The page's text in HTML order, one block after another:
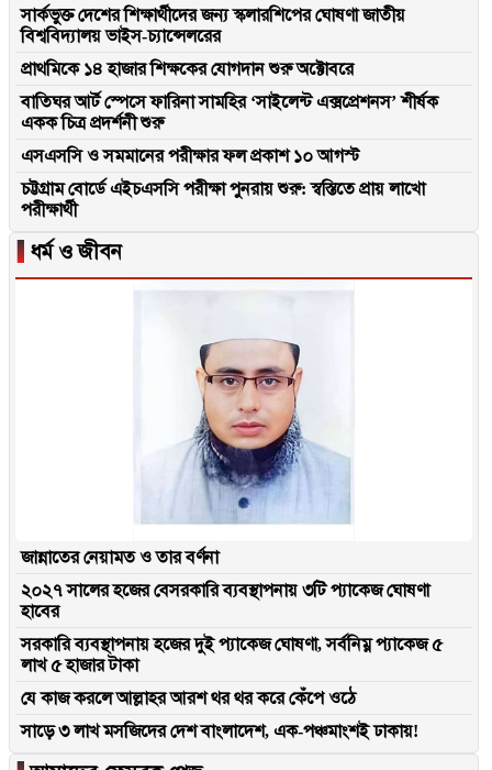
সার্কভুক্ত দেশের শিক্ষার্থীদের জন্য স্কলারশিপের ঘোষণা জাতীয়
বিশ্ববিদ্যালয় ভাইস-চ্যান্সেলরের
প্রাথমিকে ১৪ হাজার শিক্ষকের যোগদান শুরু অক্টোবরে
বাতিঘর আর্ট স্পেসে ফারিনা সামহির ‘সাইলেন্ট এক্সপ্রেশনস’ শীর্ষক
একক চিত্র প্রদর্শনী শুরু
এসএসসি ও সমমানের পরীক্ষার ফল প্রকাশ ১০ আগস্ট
চট্টগ্রাম বোর্ডে এইচএসসি পরীক্ষা পুনরায় শুরু: স্বস্তিতে প্রায় লাখো
পরীক্ষার্থী
▐ ধর্ম ও জীবন
জান্নাতের নেয়ামত ও তার বর্ণনা
২০২৭ সালের হজের বেসরকারি ব্যবস্থাপনায় ৩টি প্যাকেজ ঘোষণা
হাবের
সরকারি ব্যবস্থাপনায় হজের দুই প্যাকেজ ঘোষণা, সর্বনিম্ন প্যাকেজ ৫
লাখ ৫ হাজার টাকা
যে কাজ করলে আল্লাহর আরশ থর থর করে কেঁপে ওঠে
সাড়ে ৩ লাখ মসজিদের দেশ বাংলাদেশ, এক-পঞ্চমাংশই ঢাকায়!